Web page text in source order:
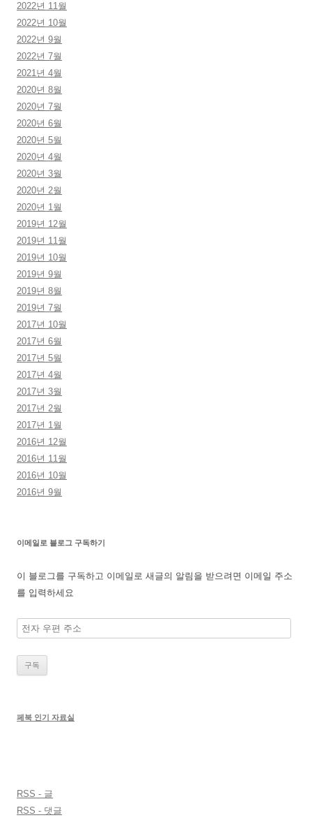
2022년 11월
2022년 10월
2022년 9월
2022년 7월
2021년 4월
2020년 8월
2020년 7월
2020년 6월
2020년 5월
2020년 4월
2020년 3월
2020년 2월
2020년 1월
2019년 12월
2019년 11월
2019년 10월
2019년 9월
2019년 8월
2019년 7월
2017년 10월
2017년 6월
2017년 5월
2017년 4월
2017년 3월
2017년 2월
2017년 1월
2016년 12월
2016년 11월
2016년 10월
2016년 9월
이메일로 블로그 구독하기
이 블로그를 구독하고 이메일로 새글의 알림을 받으려면 이메일 주소
를 입력하세요
전
우
편
페북 인기 자료실
RSS - 글
RSS - 댓글